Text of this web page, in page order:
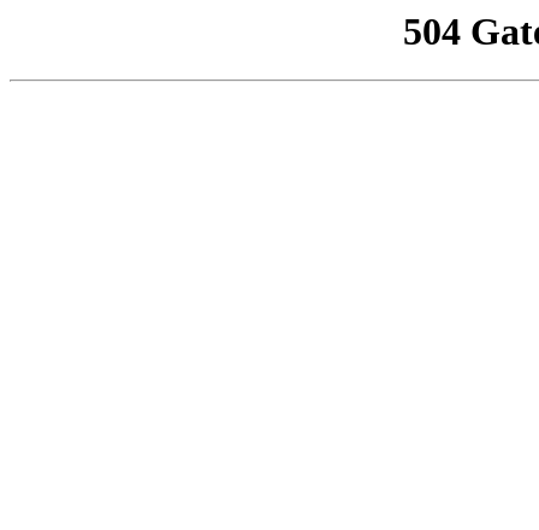
504